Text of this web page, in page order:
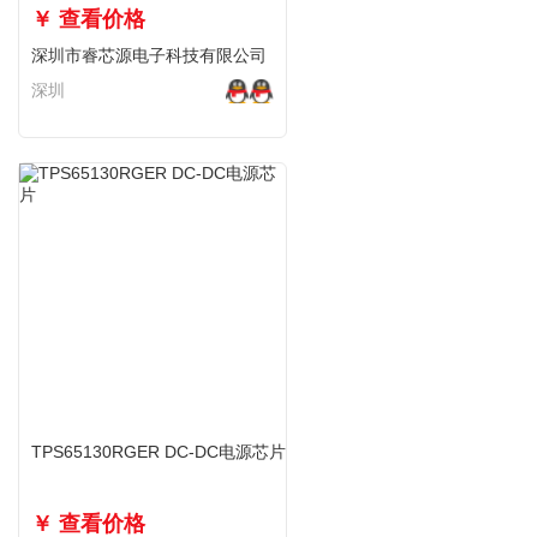
￥ 查看价格
深圳市睿芯源电子科技有限公司
深圳
TPS65130RGER DC-DC电源芯片
￥ 查看价格